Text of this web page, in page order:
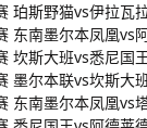
珀斯野猫vs伊拉瓦
东南墨尔本凤凰vs
坎斯大班vs悉尼国
墨尔本联vs坎斯大
东南墨尔本凤凰vs